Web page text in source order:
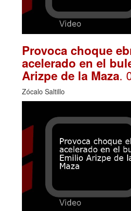
Provoca choque
acelerado en el
Arizpe de la Maza.
Zócalo Saltillo